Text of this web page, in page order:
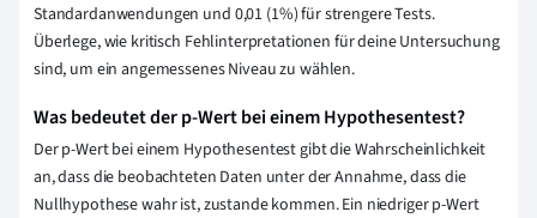
Standardanwendungen und 0,01 (1%) für strengere Tests.
Überlege, wie kritisch Fehlinterpretationen für deine Untersuchung
sind, um ein angemessenes Niveau zu wählen.
Was bedeutet der p-Wert bei einem Hypothesentest?
Der p-Wert bei einem Hypothesentest gibt die Wahrscheinlichkeit
an, dass die beobachteten Daten unter der Annahme, dass die
Nullhypothese wahr ist, zustande kommen. Ein niedriger p-Wert